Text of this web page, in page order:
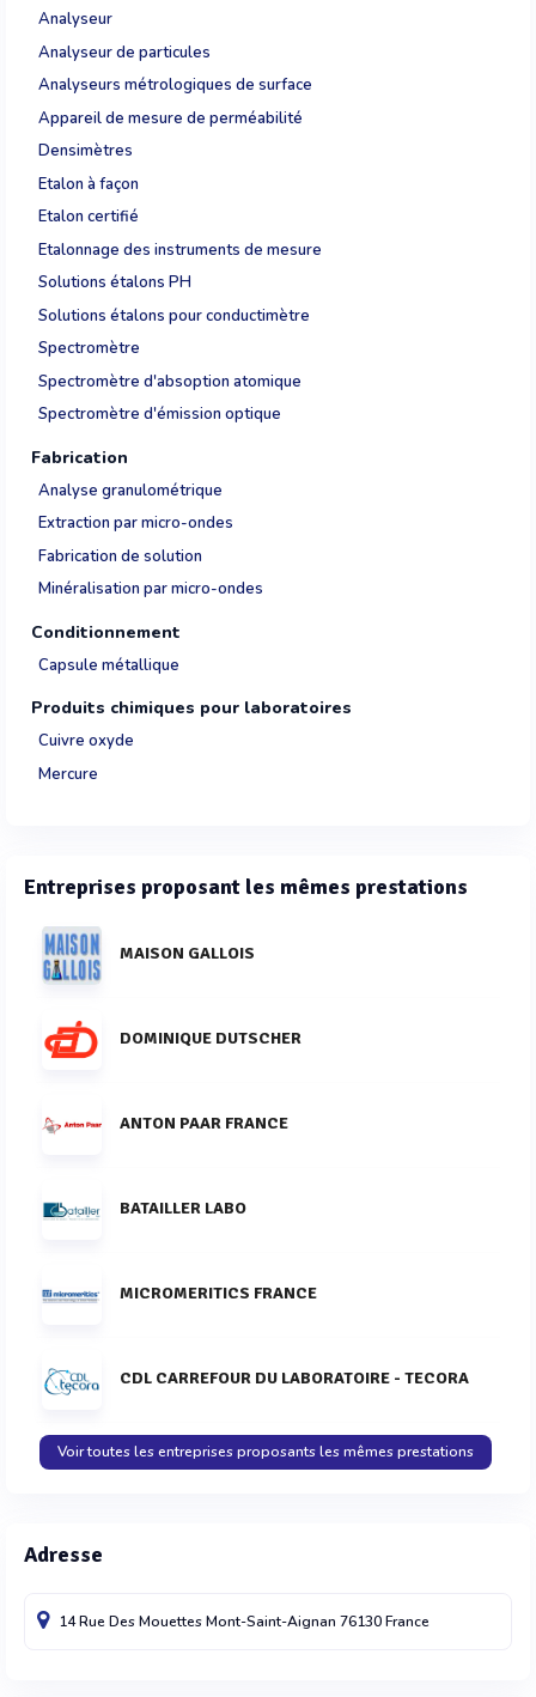
Analyseur
Analyseur de particules
Analyseurs métrologiques de surface
Appareil de mesure de perméabilité
Densimètres
Etalon à façon
Etalon certifié
Etalonnage des instruments de mesure
Solutions étalons PH
Solutions étalons pour conductimètre
Spectromètre
Spectromètre d'absoption atomique
Spectromètre d'émission optique
Fabrication
Analyse granulométrique
Extraction par micro-ondes
Fabrication de solution
Minéralisation par micro-ondes
Conditionnement
Capsule métallique
Produits chimiques pour laboratoires
Cuivre oxyde
Mercure
Entreprises proposant les mêmes prestations
MAISON GALLOIS
DOMINIQUE DUTSCHER
ANTON PAAR FRANCE
BATAILLER LABO
MICROMERITICS FRANCE
CDL CARREFOUR DU LABORATOIRE - TECORA
Voir toutes les entreprises proposants les mêmes prestations
Adresse
14 Rue Des MouettesMont-Saint-Aignan 76130France